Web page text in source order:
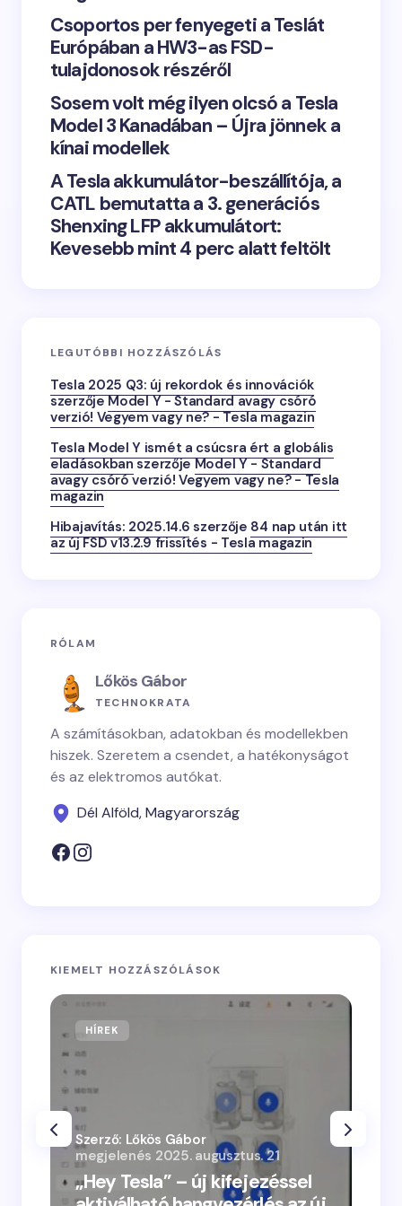
Csoportos per fenyegeti a Teslát
Európában a HW3-as FSD-
tulajdonosok részéről
Sosem volt még ilyen olcsó a Tesla
Model 3 Kanadában – Újra jönnek a
kínai modellek
A Tesla akkumulátor-beszállítója, a
CATL bemutatta a 3. generációs
Shenxing LFP akkumulátort:
Kevesebb mint 4 perc alatt feltölt
LEGUTÓBBI HOZZÁSZÓLÁS
Tesla 2025 Q3: új rekordok és innovációk
szerzőjeModel Y - Standard avagy csóró
verzió! Vegyem vagy ne? - Tesla magazin
Tesla Model Y ismét a csúcsra ért a globális
eladásokbanszerzőjeModel Y - Standard
avagy csóró verzió! Vegyem vagy ne? - Tesla
magazin
Hibajavítás: 2025.14.6 szerzője 84 nap után itt
az új FSD v13.2.9 frissítés - Tesla magazin
RÓLAM
Lőkös Gábor
TECHNOKRATA
A számításokban, adatokban és modellekben
hiszek. Szeretem a csendet, a hatékonyságot
és az elektromos autókat.
Dél Alföld, Magyarország
KIEMELT HOZZÁSZÓLÁSOK
HÍREK
„Hey Tesla” – új kifejezéssel
Szerző: Lőkös Gábor
megjelenés 2025. augusztus. 21